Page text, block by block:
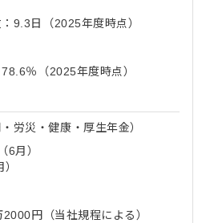
9.3日（2025年度時点）
％（2025年度時点）
労災・健康・厚生年金）
6月）
円（当社規程による）